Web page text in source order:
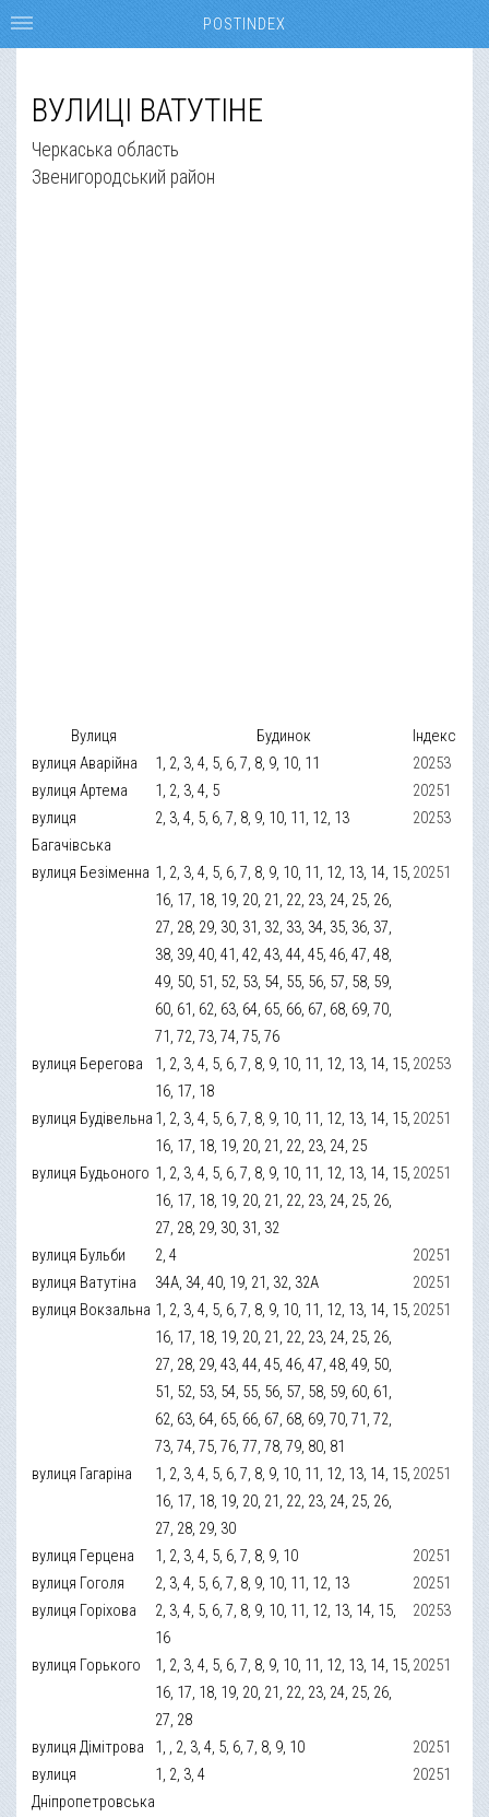
ВУЛИЦІ ВАТУТІНЕ
Черкаська область
Звенигородський район
Вулиця Будинок
Індекс
вулиця Аварійна
1, 2, 3, 4, 5, 6, 7, 8, 9, 10, 11
20253
вулиця Артема
1, 2, 3, 4, 5
20251
вулиця
Багачівська
2, 3, 4, 5, 6, 7, 8, 9, 10, 11, 12, 13 20253
вулиця Безіменна 1, 2, 3, 4, 5, 6, 7, 8, 9, 10, 11, 12, 13, 14, 15,
16, 17, 18, 19, 20, 21, 22, 23, 24, 25, 26,
27, 28, 29, 30, 31, 32, 33, 34, 35, 36, 37,
38, 39, 40, 41, 42, 43, 44, 45, 46, 47, 48,
49, 50, 51, 52, 53, 54, 55, 56, 57, 58, 59,
60, 61, 62, 63, 64, 65, 66, 67, 68, 69, 70,
71, 72, 73, 74, 75, 76
20251
вулиця Берегова
1, 2, 3, 4, 5, 6, 7, 8, 9, 10, 11, 12, 13, 14, 15,
16, 17, 18
20253
вулиця Будівельна 1, 2, 3, 4, 5, 6, 7, 8, 9, 10, 11, 12, 13, 14, 15,
16, 17, 18, 19, 20, 21, 22, 23, 24, 25
20251
вулиця Будьоного 1, 2, 3, 4, 5, 6, 7, 8, 9, 10, 11, 12, 13, 14, 15,
16, 17, 18, 19, 20, 21, 22, 23, 24, 25, 26,
27, 28, 29, 30, 31, 32
20251
вулиця Бульби 2, 4
20251
вулиця Ватутіна
34А, 34, 40, 19, 21, 32, 32А
20251
вулиця Вокзальна 1, 2, 3, 4, 5, 6, 7, 8, 9, 10, 11, 12, 13, 14, 15,
16, 17, 18, 19, 20, 21, 22, 23, 24, 25, 26,
27, 28, 29, 43, 44, 45, 46, 47, 48, 49, 50,
51, 52, 53, 54, 55, 56, 57, 58, 59, 60, 61,
62, 63, 64, 65, 66, 67, 68, 69, 70, 71, 72,
73, 74, 75, 76, 77, 78, 79, 80, 81
20251
вулиця Гагаріна
1, 2, 3, 4, 5, 6, 7, 8, 9, 10, 11, 12, 13, 14, 15,
16, 17, 18, 19, 20, 21, 22, 23, 24, 25, 26,
27, 28, 29, 30
20251
вулиця Герцена 1, 2, 3, 4, 5, 6, 7, 8, 9, 10
20251
вулиця Гоголя
2, 3, 4, 5, 6, 7, 8, 9, 10, 11, 12, 13
20251
вулиця Горіхова
2, 3, 4, 5, 6, 7, 8, 9, 10, 11, 12, 13, 14, 15,
16
20253
вулиця Горького
1, 2, 3, 4, 5, 6, 7, 8, 9, 10, 11, 12, 13, 14, 15,
16, 17, 18, 19, 20, 21, 22, 23, 24, 25, 26,
27, 28
20251
вулиця Дімітрова 1, , 2, 3, 4, 5, 6, 7, 8, 9, 10
20251
вулиця
Дніпропетровська
1, 2, 3, 4 20251
POSTINDEX